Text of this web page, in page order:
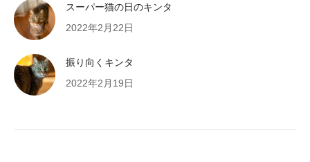
スーパー猫の日のキンタ
2022年2月22日
振り向くキンタ
2022年2月19日